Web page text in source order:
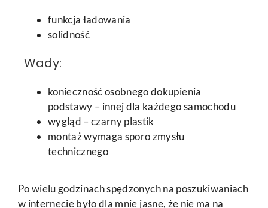
funkcja ładowania
solidność
Wady:
konieczność osobnego dokupienia
podstawy – innej dla każdego samochodu
wygląd – czarny plastik
montaż wymaga sporo zmysłu
technicznego
Po wielu godzinach spędzonych na poszukiwaniach
w internecie było dla mnie jasne, że nie ma na